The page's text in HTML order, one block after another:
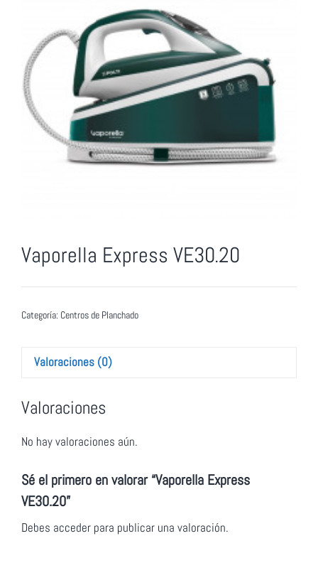
Vaporella Express VE30.20
Categoría: Centros de Planchado
Valoraciones (0)
Valoraciones
No hay valoraciones aún.
Sé el primero en valorar “Vaporella Express
VE30.20”
Debes acceder para publicar una valoración.